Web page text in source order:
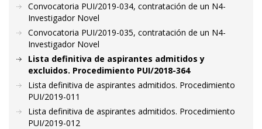
Convocatoria PUI/2019-034, contratación de un N4-
Investigador Novel
Convocatoria PUI/2019-035, contratación de un N4-
Investigador Novel
Lista definitiva de aspirantes admitidos y
excluidos. Procedimiento PUI/2018-364
Lista definitiva de aspirantes admitidos. Procedimiento
PUI/2019-011
Lista definitiva de aspirantes admitidos. Procedimiento
PUI/2019-012